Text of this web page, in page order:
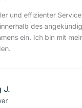
und effizienter
des
ein. Ich bin mit
J.